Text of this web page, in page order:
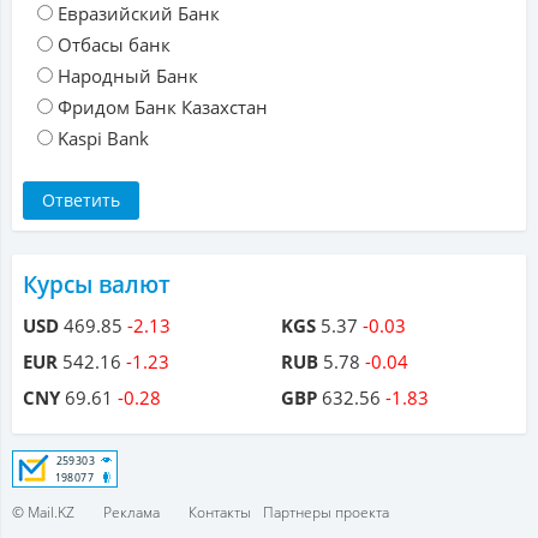
Евразийский Банк
Отбасы банк
Народный Банк
Фридом Банк Казахстан
Kaspi Bank
Курсы валют
USD 469.85 -2.13
EUR 542.16 -1.23
CNY69.61 -0.28
KGS 5.37 -0.03
RUB 5.78 -0.04
GBP 632.56 -1.83
© Mail.KZ Реклама Контакты Партнеры проекта